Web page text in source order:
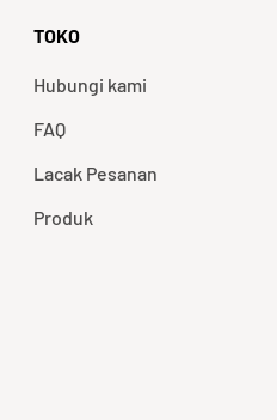
TOKO
Hubungi kami
FAQ
Lacak Pesanan
Produk